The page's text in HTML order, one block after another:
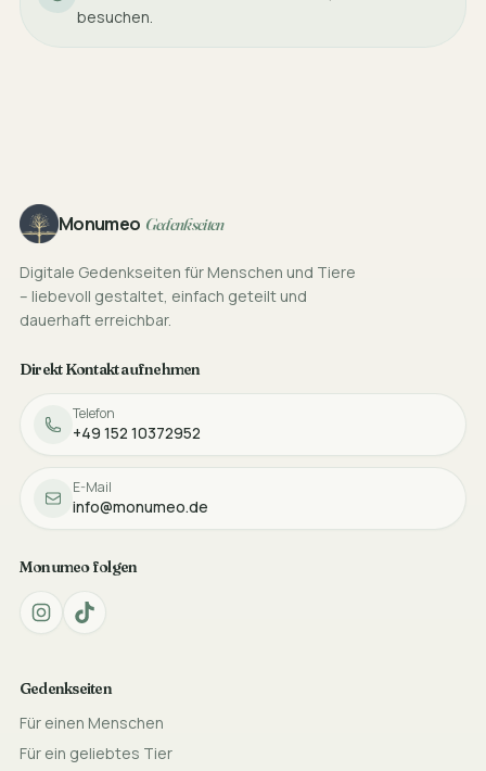
besuchen.
FooterMonumeo Gedenkseiten
Digitale Gedenkseiten für Menschen und Tiere
– liebevoll gestaltet, einfach geteilt und
dauerhaft erreichbar.
Direkt Kontakt aufnehmen
Telefon
+49 152 10372952
E-Mail
info@monumeo.de
Monumeo folgen
Gedenkseiten
Für einen Menschen
Für ein geliebtes Tier